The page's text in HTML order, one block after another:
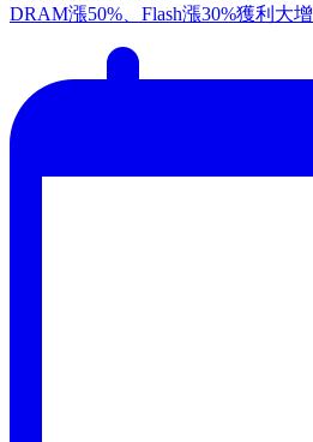
DRAM漲50%、Flash漲30%獲利大增